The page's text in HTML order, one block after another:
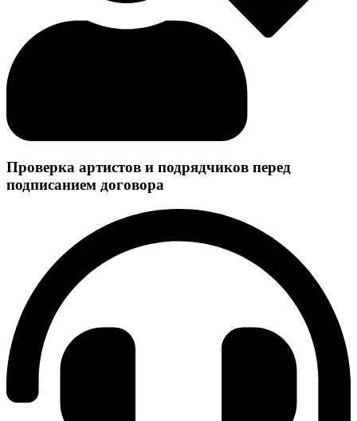
Проверка артистов и подрядчиков перед
подписанием договора